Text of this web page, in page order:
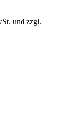
und zzgl.